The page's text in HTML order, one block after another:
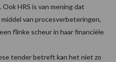
HRS is van mening dat
van procesverbeteringen,
flinke scheur in haar financiële
tender betreft kan het niet zo